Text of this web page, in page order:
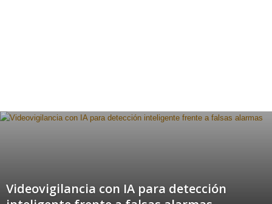
Videovigilancia con IA para detección